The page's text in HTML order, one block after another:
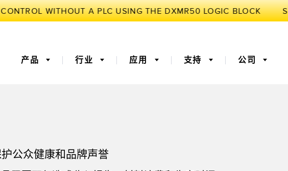
产品
光纤放大器
行业 应用
设备综合效率 (OEE)
支持 公司
公众健康和品牌声誉